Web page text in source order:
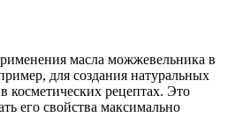
масла можжевельника в
для создания натуральных
косметических рецептах. Это
его свойства максимально